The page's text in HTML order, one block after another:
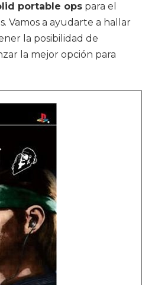
portable ops para el
Vamos a ayudarte a hallar
la posibilidad de
la mejor opción para